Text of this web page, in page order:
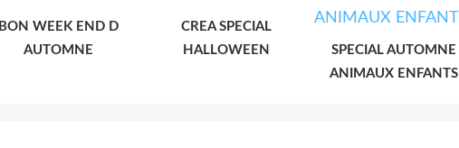
BON WEEK END D
AUTOMNE
CREA SPECIAL
HALLOWEEN
SPECIAL AUTOMNE
ANIMAUX ENFANTS